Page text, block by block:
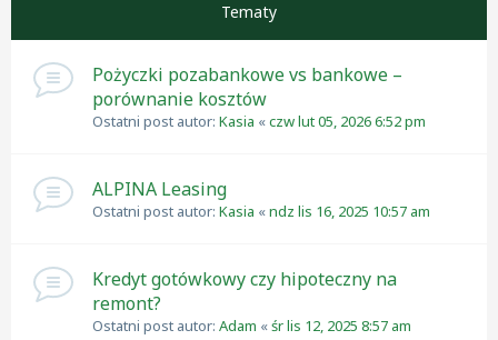
Tematy
Pożyczki pozabankowe vs bankowe –
porównanie kosztów
Ostatni post autor: Kasia «czw lut 05, 2026 6:52 pm
ALPINA Leasing
Ostatni post autor: Kasia «ndz lis 16, 2025 10:57 am
Kredyt gotówkowy czy hipoteczny na
remont?
Ostatni post autor: Adam «śr lis 12, 2025 8:57 am